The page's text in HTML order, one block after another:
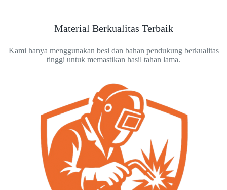
Material Berkualitas Terbaik
Kami hanya menggunakan besi dan bahan pendukung berkualitas
tinggi untuk memastikan hasil tahan lama.